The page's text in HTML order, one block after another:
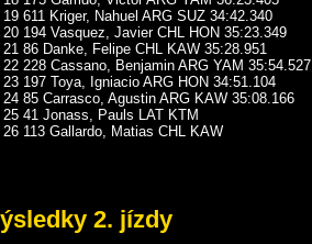
19 611 Kriger, Nahuel ARG SUZ 34:42.340
20 194 Vasquez, Javier CHL HON 35:23.349
21 86 Danke, Felipe CHL KAW 35:28.951
22 228 Cassano, Benjamin ARG YAM 35:54.527
23 197 Toya, Igniacio ARG HON 34:51.104
24 85 Carrasco, Agustin ARG KAW 35:08.166
25 41 Jonass, Pauls LAT KTM
26 113 Gallardo, Matias CHL KAW
2. jízdy